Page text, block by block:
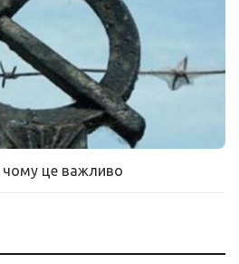
чому це важливо